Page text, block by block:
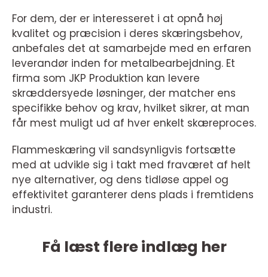
For dem, der er interesseret i at opnå høj
kvalitet og præcision i deres skæringsbehov,
anbefales det at samarbejde med en erfaren
leverandør inden for metalbearbejdning. Et
firma som JKP Produktion kan levere
skræddersyede løsninger, der matcher ens
specifikke behov og krav, hvilket sikrer, at man
får mest muligt ud af hver enkelt skæreproces.
Flammeskæring vil sandsynligvis fortsætte
med at udvikle sig i takt med fraværet af helt
nye alternativer, og dens tidløse appel og
effektivitet garanterer dens plads i fremtidens
industri.
Få læst flere indlæg her